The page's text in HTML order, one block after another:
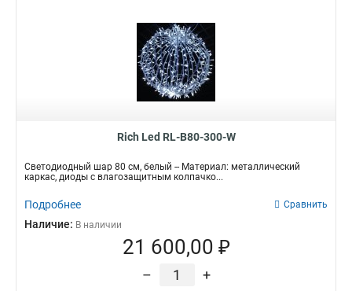
Rich Led RL-B80-300-W
Светодиодный шар 80 см, белый -- Материал: металлический
каркас, диоды с влагозащитным колпачко...
Подробнее Сравнить
Наличие: В наличии
21 600,00 ₽
– +